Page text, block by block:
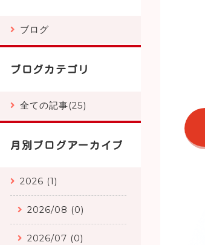
ブログ
ブログカテゴリ
全ての記事(25)
月別ブログアーカイブ
2026 (1)
2026/08 (0)
2026/07 (0)